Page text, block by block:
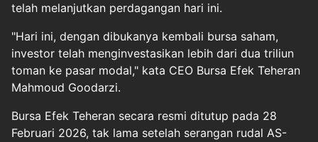
telah melanjutkan perdagangan hari ini.
"Hari ini, dengan dibukanya kembali bursa saham,
investor telah menginvestasikan lebih dari dua triliun
toman ke pasar modal," kata CEO Bursa Efek Teheran
Mahmoud Goodarzi.
Bursa Efek Teheran secara resmi ditutup pada 28
Februari 2026, tak lama setelah serangan rudal AS-